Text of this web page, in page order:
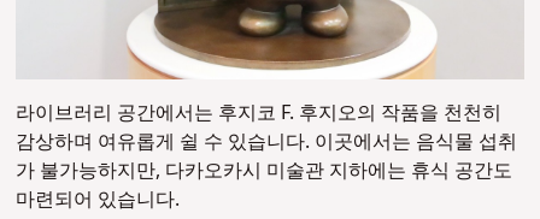
라이브러리 공간에서는 후지코 F. 후지오의 작품을 천천히
감상하며 여유롭게 쉴 수 있습니다. 이곳에서는 음식물 섭취
가 불가능하지만, 다카오카시 미술관 지하에는 휴식 공간도
마련되어 있습니다.